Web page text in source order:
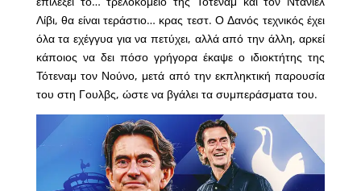
Λίβι, θα είναι τεράστιο… κρας τεστ. Ο Δανός τεχνικός έχει
όλα τα εχέγγυα για να πετύχει, αλλά από την άλλη, αρκεί
κάποιος να δει πόσο γρήγορα έκαψε ο ιδιοκτήτης της
Τότεναμ τον Νούνο, μετά από την εκπληκτική παρουσία
του στη Γουλβς, ώστε να βγάλει τα συμπεράσματα του.